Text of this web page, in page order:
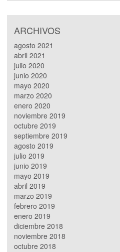
ARCHIVOS
agosto 2021
abril 2021
julio 2020
junio 2020
mayo 2020
marzo 2020
enero 2020
noviembre 2019
octubre 2019
septiembre 2019
agosto 2019
julio 2019
junio 2019
mayo 2019
abril 2019
marzo 2019
febrero 2019
enero 2019
diciembre 2018
noviembre 2018
octubre 2018